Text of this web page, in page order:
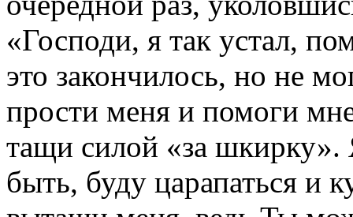
«Господи, я так устал,
это закончилось, но не
прости меня и помоги
тащи силой «за
быть, буду царапаться и